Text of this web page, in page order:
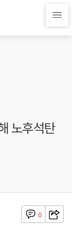
노후석탄
0